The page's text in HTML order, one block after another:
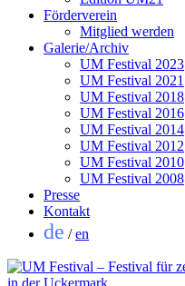
Förderverein
Mitglied werden
Galerie/Archiv
UM Festival 2023
UM Festival 2021
UM Festival 2018
UM Festival 2016
UM Festival 2014
UM Festival 2012
UM Festival 2010
UM Festival 2008
Presse
Kontakt
de /en